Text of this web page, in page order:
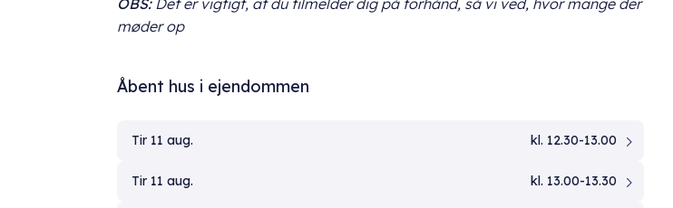
OBS: Det er vigtigt, at dutilmelder dig på forhånd, så vi ved, hvor mange der
møder op
Åbent hus i ejendommen
Tir 11 aug. kl. 12.30-13.00
Tir 11 aug. kl. 13.00-13.30